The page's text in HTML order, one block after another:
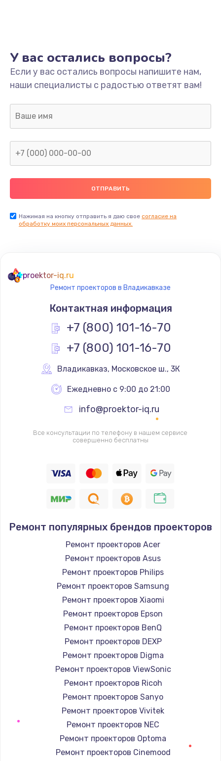
Заказать
Пайка конденсаторов
Заказать
Ремонт или замена двигателя
Заказать
Снятие системных ошибок/программный ремонт
1400 руб.
Заказать
880 руб.
Заказать
Ремонт кнопки
Заказать
Модернизация
1830 руб.
Заказать
Устранение ошибок
Ремонт электроплаты
1400 руб.
Замена шнура
600 руб.
Заказать
Замена датчика
480 руб.
Заказать
Замена кнопки
450 руб.
У вас остались вопросы?
Если у вас остались вопросы напишите нам,
наши специалисты с радостью ответят вам!
Нажимая на кнопку отправить я даю свое согласие на
обработку моих персональных данных.
proektor-iq.ru
Ремонт проекторов в Владикавказе
Контактная информация
+7 (800) 101-16-70
+7 (800) 101-16-70
Владикавказ, Московское ш., 3К
Ежедневно с 9:00 до 21:00
info@proektor-iq.ru
Все консультации по телефону в нашем сервисе
совершенно бесплатны
Ремонт популярных брендов проекторов
Ремонт проекторов Acer
Ремонт проекторов Asus
Ремонт проекторов Philips
Ремонт проекторов Samsung
Ремонт проекторов Xiaomi
Ремонт проекторов Epson
Ремонт проекторов BenQ
Ремонт проекторов DEXP
Ремонт проекторов Digma
Ремонт проекторов ViewSonic
Ремонт проекторов Ricoh
Ремонт проекторов Sanyo
Ремонт проекторов Vivitek
Ремонт проекторов NEC
Ремонт проекторов Optoma
Ремонт проекторов Cinemood